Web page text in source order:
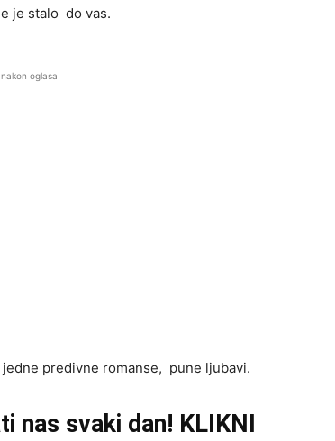
je stalo do vas.
oglasa
predivne romanse, pune ljubavi.
nas svaki dan! KLIKNI